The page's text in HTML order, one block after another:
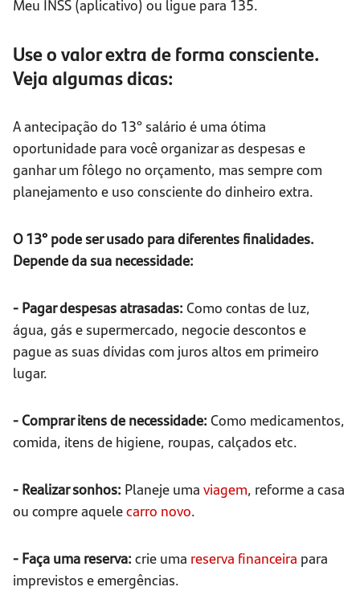
Meu INSS (aplicativo) ou ligue para 135.
Use o valor extra de forma consciente.
Veja algumas dicas:
A antecipação do 13° salário é uma ótima
oportunidade para você organizar as despesas e
ganhar um fôlego no orçamento, mas sempre com
planejamento e uso consciente do dinheiro extra.
O 13° pode ser usado para diferentes finalidades.
Depende da sua necessidade:
- Pagar despesas atrasadas: Como contas de luz,
água, gás e supermercado, negocie descontos e
pague as suas dívidas com juros altos em primeiro
lugar.
- Comprar itens de necessidade: Como medicamentos,
comida, itens de higiene, roupas, calçados etc.
- Realizar sonhos: Planeje uma viagem, reforme a casa
ou compre aquelecarro novo.
- Faça uma reserva: crie uma reserva financeira para
imprevistos e emergências.